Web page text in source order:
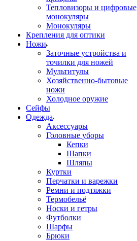
Тепловизоры и цифровые
монокуляры
Монокуляры
Крепления для оптики
Ножи
Заточные устройства и
точилки для ножей
Мультитулы
Хозяйственно-бытовые
ножи
Холодное оружие
Сейфы
Одежда
Аксессуары
Головные уборы
Кепки
Шапки
Шляпы
Куртки
Перчатки и варежки
Ремни и подтяжки
Термобельё
Носки и гетры
Футболки
Шарфы
Брюки